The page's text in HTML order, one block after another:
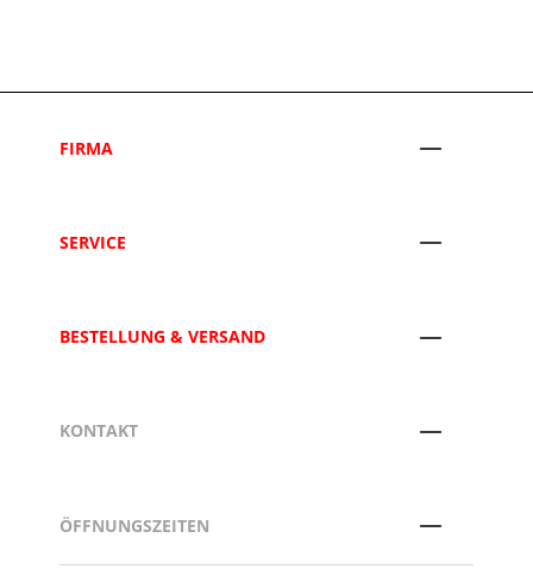
FIRMA
SERVICE
BESTELLUNG & VERSAND
KONTAKT
ÖFFNUNGSZEITEN